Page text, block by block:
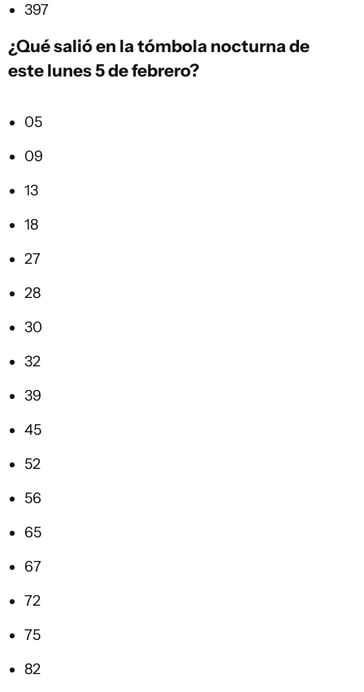
397
¿Qué salió en la tómbola nocturna de
este lunes 5 de febrero?
05
09
13
18
27
28
30
32
39
45
52
56
65
67
72
75
82